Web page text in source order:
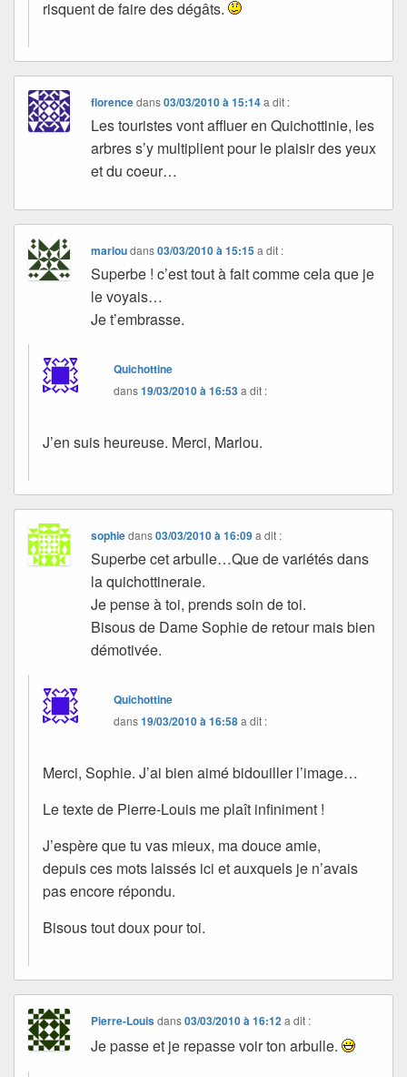
risquent de faire des dégâts.
florencedans03/03/2010 à 15:14 a dit :
Les touristes vont affluer en Quichottinie, les
arbres s’y multiplient pour le plaisir des yeux
et du coeur…
marloudans03/03/2010 à 15:15 a dit :
Superbe ! c’est tout à fait comme cela que je
le voyais…
Je t’embrasse.
Quichottine
dans19/03/2010 à 16:53a dit :
J’en suis heureuse. Merci, Marlou.
sophiedans03/03/2010 à 16:09 a dit :
Superbe cet arbulle…Que de variétés dans
la quichottineraie.
Je pense à toi, prends soin de toi.
Bisous de Dame Sophie de retour mais bien
démotivée.
Quichottine
dans19/03/2010 à 16:58a dit :
Merci, Sophie. J’ai bien aimé bidouiller l’image…
Le texte de Pierre-Louis me plaît infiniment !
J’espère que tu vas mieux, ma douce amie,
depuis ces mots laissés ici et auxquels je n’avais
pas encore répondu.
Bisous tout doux pour toi.
Pierre-Louisdans03/03/2010 à 16:12 a dit :
Je passe et je repasse voir ton arbulle.